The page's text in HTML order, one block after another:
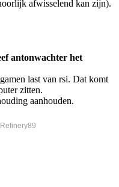
afwisselend kan zijn).
antonwachter het
last van rsi. Dat komt
zitten.
aanhouden.